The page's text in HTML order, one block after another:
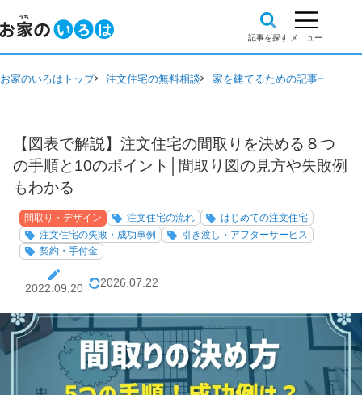
お家のいろはトップ 注文住宅の無料相談 家を建てるための記事一覧
【図表で解説】注文住宅の間取りを決める８つ
の手順と10のポイント│間取り図の見方や失敗例
もわかる
間取り・デザイン 注文住宅の流れ
はじめての注文住宅
注文住宅の失敗・成功事例
引き渡し・アフターサービス
契約・手付金
2022.09.20 2026.07.22